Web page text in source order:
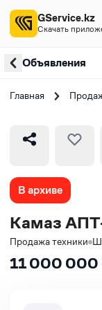
Объявления
Главная
В архиве
Камаз
Продажа техники
11 000 000
GService.kz
Скачать